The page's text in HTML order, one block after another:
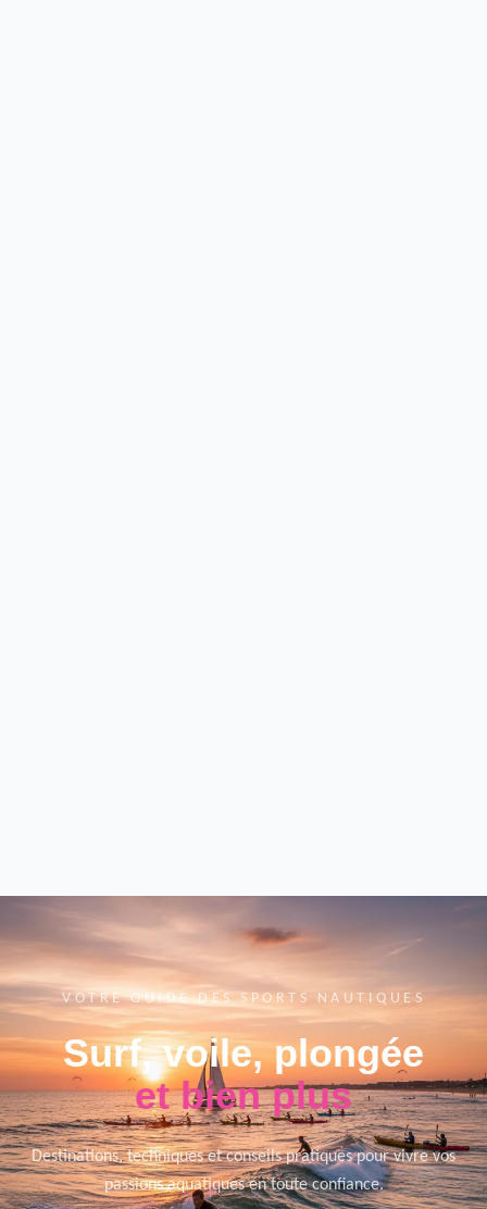
VOTRE GUIDE DES SPORTS NAUTIQUES
Surf, voile, plongée
et bien plus
Destinations, techniques et conseils pratiques pour vivre vos
passions aquatiques en toute confiance.